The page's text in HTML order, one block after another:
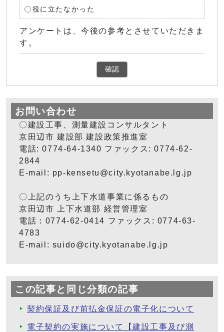
役に立たなかった
アンケートは、今後の参考とさせていただきま
す。
確認
お問い合わせ
〇建設工事、測量建設コンサルタント
京田辺市 建設部 建設政策推進室
電話: 0774-64-1340 ファックス: 0774-62-
2844
E-mail: pp-kensetu@city.kyotanabe.lg.jp
〇上記のうち上下水道事業に係るもの
京田辺市 上下水道部 経営管理室
電話：0774-62-0414 ファックス: 0774-63-
4783
E-mail: suido@city.kyotanabe.lg.jp
この記事と同じ分類の記事
契約保証及び前払金保証の電子化について
電子契約の実施について【建設工事及び測